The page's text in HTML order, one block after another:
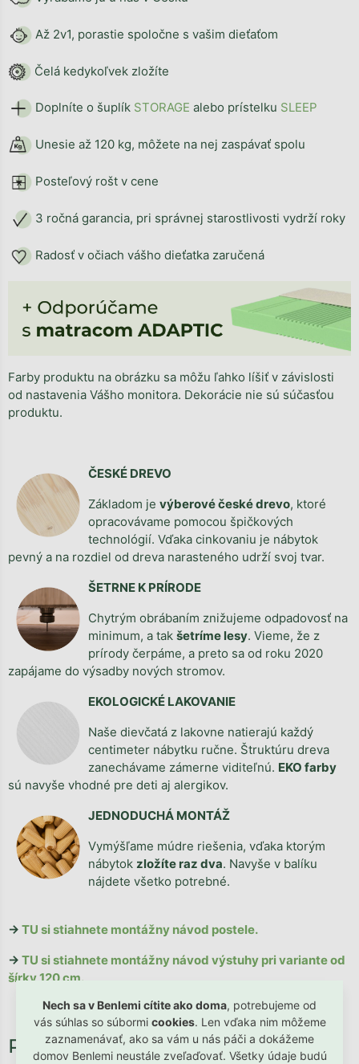
Nech sa v Benlemi cítite ako doma, potrebujeme od
vás súhlas so súbormi cookies. Len vďaka nim môžeme
zaznamenávať, ako sa vám u nás páči a dokážeme
domov Benlemi neustále zveľaďovať. Všetky údaje budú
Až 2v1, porastie spoločne s vašim dieťaťom
Čelá kedykoľvek zložíte
Doplníte o šuplík STORAGE alebo prístelku SLEEP
Unesie až 120 kg, môžete na nej zaspávať spolu
Posteľový rošt v cene
3 ročná garancia, pri správnej starostlivosti vydrží roky
Radosť v očiach vášho dieťatka zaručená
Farby produktu na obrázku sa môžu ľahko líšiť v závislosti
od nastavenia Vášho monitora. Dekorácie nie sú súčasťou
produktu.
ČESKÉ DREVO
Základom je výberové české drevo, ktoré
opracovávame pomocou špičkových
technológií. Vďaka cinkovaniu je nábytok
pevný a na rozdiel od dreva narasteného udrží svoj tvar.
ŠETRNE K PRÍRODE
Chytrým obrábaním znižujeme odpadovosť na
minimum, a tak šetríme lesy. Vieme, že z
prírody čerpáme, a preto sa od roku 2020
zapájame do výsadby nových stromov.
EKOLOGICKÉ LAKOVANIE
Naše dievčatá z lakovne natierajú každý
centimeter nábytku ručne. Štruktúru dreva
zanechávame zámerne viditeľnú. EKO farby
sú navyše vhodné pre deti aj alergikov.
JEDNODUCHÁ MONTÁŽ
Vymýšľame múdre riešenia, vďaka ktorým
nábytok zložíte raz dva. Navyše v balíku
nájdete všetko potrebné.
→ TU si stiahnete montážny návod postele.
→ TU si stiahnete montážny návod výstuhy pri variante od
šírky 120 cm.